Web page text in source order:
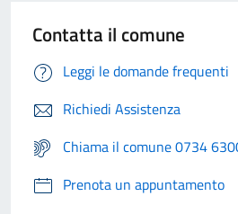
Contatta il comune
Leggi le domande frequenti
Richiedi Assistenza
Chiama il comune 0734
Prenota un appuntamento